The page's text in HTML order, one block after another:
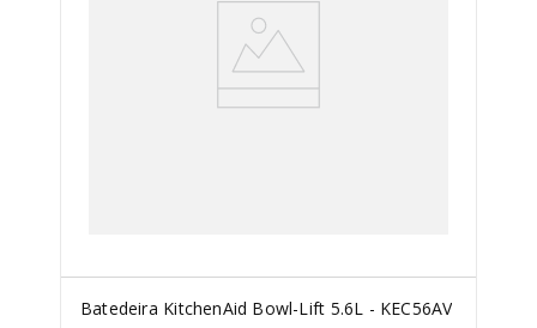
Batedeira KitchenAid Bowl-Lift 5.6L - KEC56AV